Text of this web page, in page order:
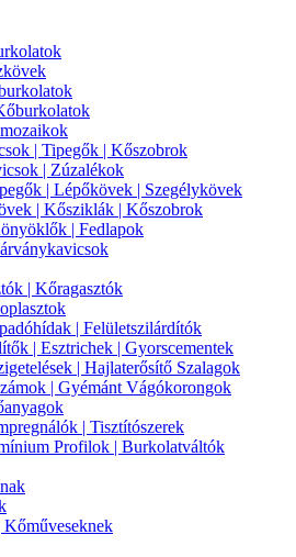
| Tipegők | Kőszobrok
| Zúzalékok
| Lépőkövek | Szegélykövek
| Kősziklák | Kőszobrok
| Fedlapok
| Kőragasztók
| Felületszilárdítók
| Esztrichek | Gyorscementek
| Hajlaterősítő Szalagok
| Gyémánt Vágókorongok
| Tisztítószerek
Profilok | Burkolatváltók